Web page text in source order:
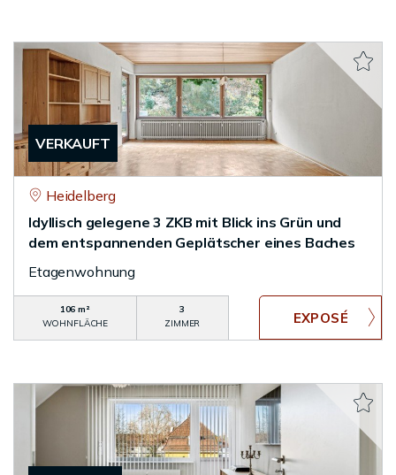
VERKAUFT
Heidelberg
Idyllisch gelegene 3 ZKB mit Blick ins Grün und
dem entspannenden Geplätscher eines Baches
Etagenwohnung
106 m²
WOHNFLÄCHE
3
ZIMMER